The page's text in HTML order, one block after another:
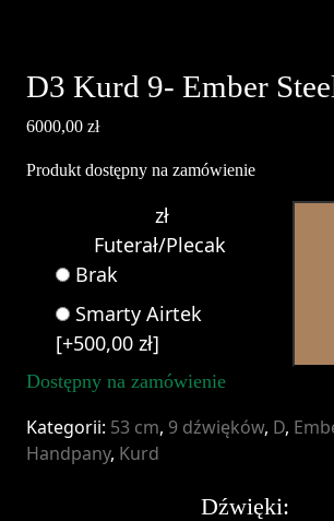
D3 Kurd 9- Ember
6000,00 zł
Produkt dostępny na zamówienie
zł
Futerał/Plecak
Brak
Smarty Airtek
[+500,00 zł]
Dostępny na zamówienie
Kategorii: 53 cm, 9 dźwięków, D,
Handpany, Kurd
Dźwięki: